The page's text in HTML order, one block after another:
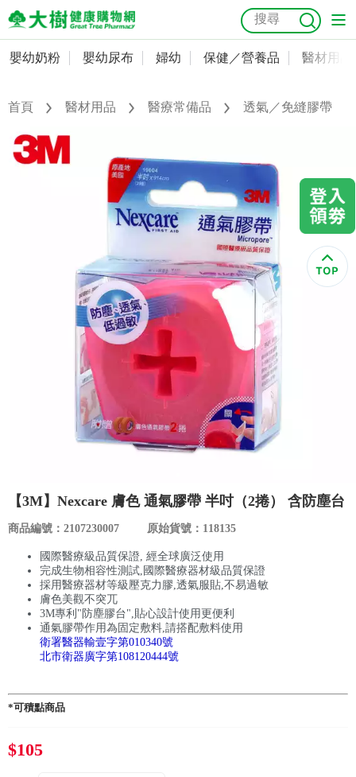
嬰幼奶粉
嬰幼尿布
婦幼
美容／個人清潔
食品／健康食補
優惠活動
合作提案
購物流程
常見問題
折價券、紅利說明
抗菌 尿布 大樹獨家 益生菌 魚油 幼兒米餅 貓砂
奶瓶奶嘴
會員資料及密碼修改
常用收件人清單
訂單查詢
嬰幼奶粉 嬰幼尿布 婦幼 保健／營養品 醫材用品
首頁 醫材用品 醫療常備品 透氣／免縫膠帶
【3M】Nexcare 膚色 通氣膠帶 半吋（2捲） 含防塵台
商品編號：2107230007 原始貨號：118135
國際醫療級品質保證, 經全球廣泛使用
完成生物相容性測試,國際醫療器材級品質保證
採用醫療器材等級壓克力膠,透氣服貼,不易過敏
膚色美觀不突兀
3M專利"防塵膠台",貼心設計使用更便利
通氣膠帶作用為固定敷料,請搭配敷料使用
衛署醫器輸壹字第010340號
北市衛器廣字第108120444號
*可積點商品
$105